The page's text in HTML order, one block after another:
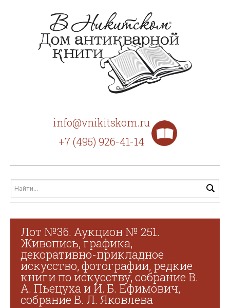
info@vnikitskom.ru
+7 (495) 926-41-14
Лот №36. Аукцион № 251.
Живопись, графика,
декоративно-прикладное
искусство, фотографии, редкие
книги по искусству, собрание В.
А. Пьецуха и И. Б. Ефимович,
собрание В. Л. Яковлева